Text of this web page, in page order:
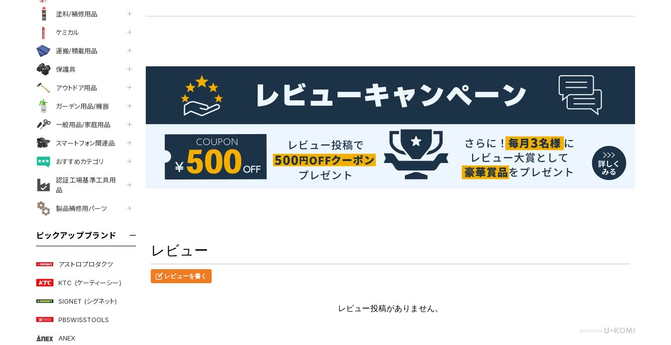
塗料/補修用品
ケミカル
運搬/積載用品
保護具
アウトドア用品
ガーデン用品/機器
一般用品/家庭用品
スマートフォン関連品
おすすめカテゴリ
認証工場基準工具用
品
製品補修用パーツ
ピックアップブランド
アストロプロダクツ
KTC (ケーティーシー)
SIGNET (シグネット)
PBSWISSTOOLS
ANEX
レビュー
レビューを書く
レビュー投稿がありません。